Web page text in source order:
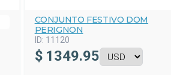
CONJUNTO FESTIVO DOM
PERIGNON
ID: 11120
$ 1349.95